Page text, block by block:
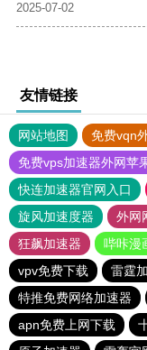
2025-07-02
友情链接
网站地图 免费vqn
免费vps加速器外网苹
快连加速器官网入口
旋风加速度器
外网
狂飙加速器
哔咔漫
vpv免费下载
雷霆
特推免费网络加速器
apn免费上网下载